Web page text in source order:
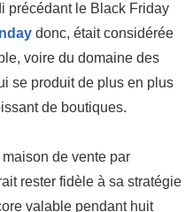
précédant le Black Friday
donc, était considérée
voire du domaine des
se produit de plus en plus
de boutiques.
de vente par
rester fidèle à sa stratégie
valable pendant huit